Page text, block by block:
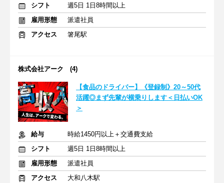
シフト
週5日 1日8時間以上
雇用形態
派遣社員
アクセス
箸尾駅
株式会社アーク (4)
【食品のドライバー】《登録制》20～50代
活躍◎まず先輩が横乗りします＜日払いOK
＞
給与
時給1450円以上＋交通費支給
シフト
週5日 1日8時間以上
雇用形態
派遣社員
アクセス
大和八木駅